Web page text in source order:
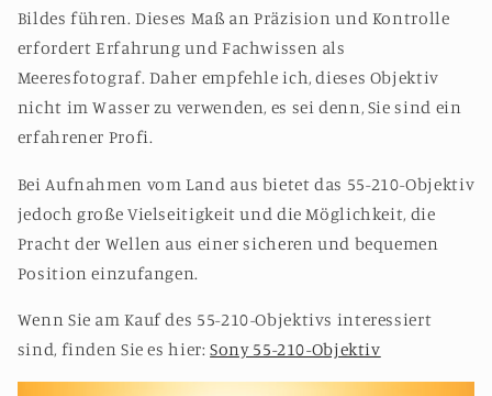
Bildes führen. Dieses Maß an Präzision und Kontrolle
erfordert Erfahrung und Fachwissen als
Meeresfotograf. Daher empfehle ich, dieses Objektiv
nicht im Wasser zu verwenden, es sei denn, Sie sind ein
erfahrener Profi.
Bei Aufnahmen vom Land aus bietet das 55-210-Objektiv
jedoch große Vielseitigkeit und die Möglichkeit, die
Pracht der Wellen aus einer sicheren und bequemen
Position einzufangen.
Wenn Sie am Kauf des 55-210-Objektivs interessiert
sind, finden Sie es hier:Sony 55-210-Objektiv